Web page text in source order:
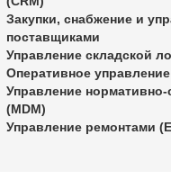
Закупки, снабжение и
поставщиками
Управление складской
Оперативное
Управление
(MDM)
Управление ремонтами